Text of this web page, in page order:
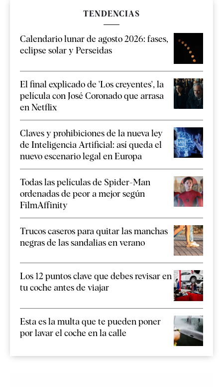
TENDENCIAS
Calendario lunar de agosto 2026: fases,
eclipse solar y Perseidas
El final explicado de 'Los creyentes', la
película con José Coronado que arrasa
en Netflix
Claves y prohibiciones de la nueva ley
de Inteligencia Artificial: así queda el
nuevo escenario legal en Europa
Todas las películas de Spider-Man
ordenadas de peor a mejor según
FilmAffinity
Trucos caseros para quitar las manchas
negras de las sandalias en verano
Los 12 puntos clave que debes revisar en
tu coche antes de viajar
Esta es la multa que te pueden poner
por lavar el coche en la calle